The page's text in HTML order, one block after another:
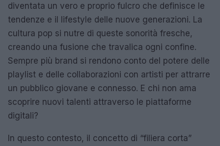
diventata un vero e proprio fulcro che definisce le
tendenze e il lifestyle delle nuove generazioni. La
cultura pop si nutre di queste sonorità fresche,
creando una fusione che travalica ogni confine.
Sempre più brand si rendono conto del potere delle
playlist e delle collaborazioni con artisti per attrarre
un pubblico giovane e connesso. E chi non ama
scoprire nuovi talenti attraverso le piattaforme
digitali?
In questo contesto, il concetto di “filiera corta”